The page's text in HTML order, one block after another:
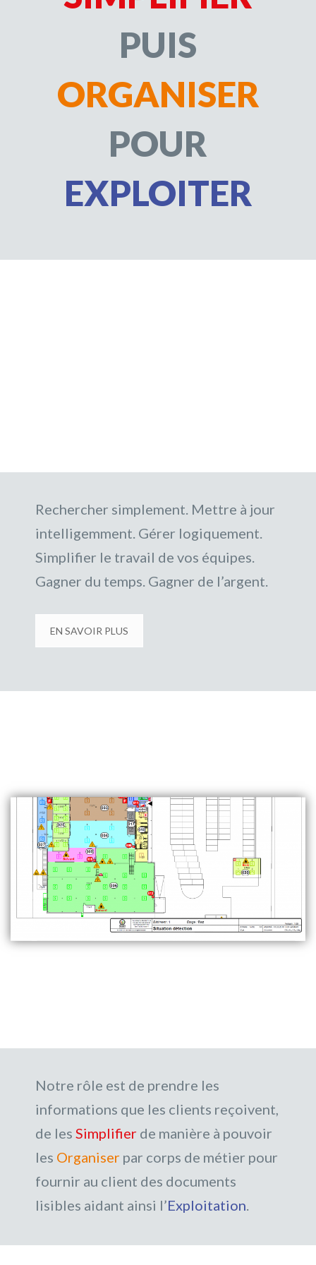
PUIS
ORGANISER
POUR
EXPLOITER
Rechercher simplement. Mettre à jour
intelligemment. Gérer logiquement.
Simplifier le travail de vos équipes.
Gagner du temps. Gagner de l’argent.
EN SAVOIR PLUS
Notre rôle est de prendre les
informations que les clients reçoivent,
de les Simplifier de manière à pouvoir
les Organiser par corps de métier pour
fournir au client des documents
lisibles aidant ainsi l’Exploitation.